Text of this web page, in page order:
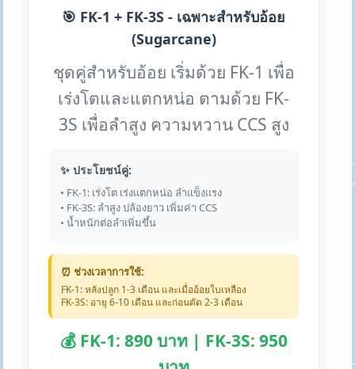
🎯 FK-1 + FK-3S - เฉพาะสำหรับอ้อย
(Sugarcane)
ชุดคู่สำหรับอ้อย เริ่มด้วย FK-1 เพื่อ
เร่งโตและแตกหน่อ ตามด้วย FK-
3S เพื่อลำสูง ความหวาน CCS สูง
✨ ประโยชน์คู่:
• FK-1: เร่งโต เร่งแตกหน่อ ลำแข็งแรง
• FK-3S: ลำสูง ปล้องยาว เพิ่มค่า CCS
• น้ำหนักต่อลำเพิ่มขึ้น
⏰ ช่วงเวลาการใช้:
FK-1: หลังปลูก 1-3 เดือน และเมื่ออ้อยใบเหลือง
FK-3S: อายุ 6-10 เดือน และก่อนตัด 2-3 เดือน
💰 FK-1: 890 บาท | FK-3S: 950